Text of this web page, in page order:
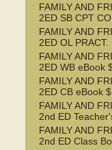
FAMILY AND
2ED SB CPT
FAMILY AND
2ED OL PRACT.
FAMILY AND
2ED WB eBook
FAMILY AND
2ED CB eBook
FAMILY AND
2nd ED
FAMILY AND
2nd ED Class